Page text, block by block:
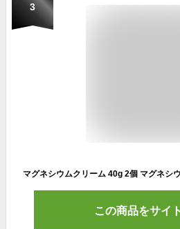
3
この商品をサイ